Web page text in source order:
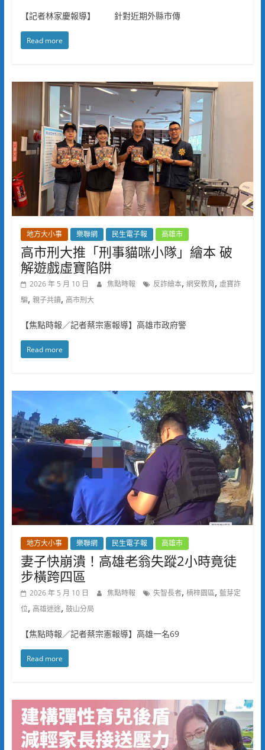
【記者林家慶報導】 針對近期外縣市傳
Read more
地方大小事 樂聯網 民生電子報 高雄市
高市刑大推「刑事貓咪小隊」繪本 破
解遊戲虛寶陷阱
2026 年 5 月 10 日 焦點時報 反詐繪本, 網安教育, 虛寶詐
騙, 親子共讀, 高市刑大
【焦點時報／記者蔡宗憲報導】高雄市政府警
Read more
地方大小事 樂聯網 民生電子報 高雄市
妻子快崩潰！高雄老翁失蹤2小時竟徒
步橫跨四區
2026 年 5 月 10 日 焦點時報 失智長者, 楠梓園區, 藍芽定
位, 高雄迷途, 鼓山分局
【焦點時報／記者蔡宗憲報導】高雄一名69
Read more